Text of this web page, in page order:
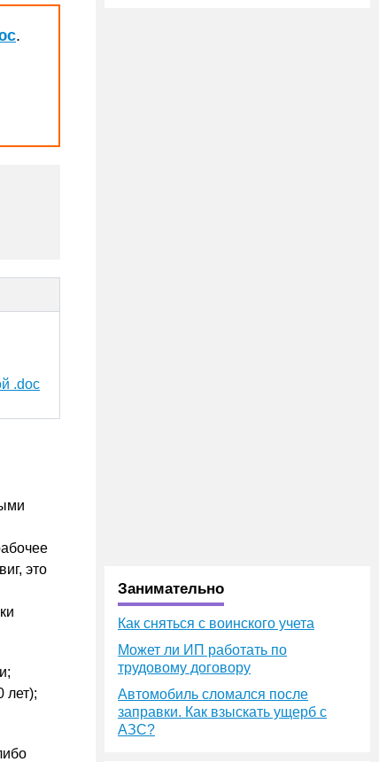
.
.doc
это
лет);
Занимательно
Как сняться с воинского учета
Может ли ИП работать по
трудовому договору
Автомобиль сломался после
заправки. Как взыскать ущерб с
АЗС?